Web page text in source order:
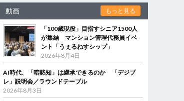
動画 もっと見る
「100歳現役」目指すシニア1500人
が集結 マンション管理代務員イベ
ント「うぇるねすシップ」
2026年8月4日
AI時代、「暗黙知」は継承できるのか 「デジブ
レ」説明会／ラウンドテーブル
2026年8月3日